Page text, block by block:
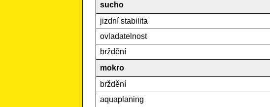
sucho
jizdní stabilita
ovladatelnost
brždění
mokro
brždění
aquaplaning